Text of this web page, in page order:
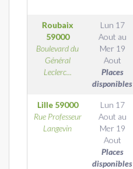
Roubaix
59000
Boulevard du
Général
Leclerc...
Lun 17
Aout au
Mer 19
Aout
Places
disponibles
Lille 59000
Rue Professeur
Langevin
Lun 17
Aout au
Mer 19
Aout
Places
disponibles